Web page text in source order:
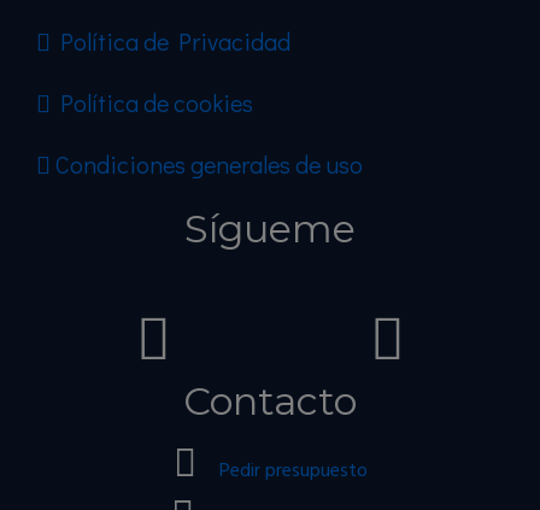
Política de Privacidad
Política de cookies
Condiciones generales de uso
Sígueme
Contacto
Pedir presupuesto